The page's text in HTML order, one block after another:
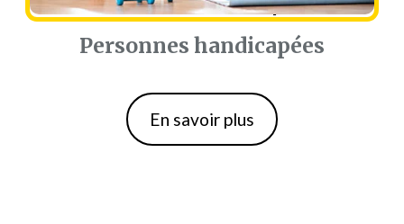
Personnes handicapées
En savoir plus